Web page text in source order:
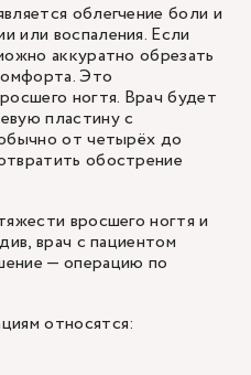
облегчение боли и
или воспаления. Если
аккуратно обрезать
Это
ногтя. Врач будет
пластину с
от четырёх до
обострение
вросшего ногтя и
врач с пациентом
— операцию по
относятся: